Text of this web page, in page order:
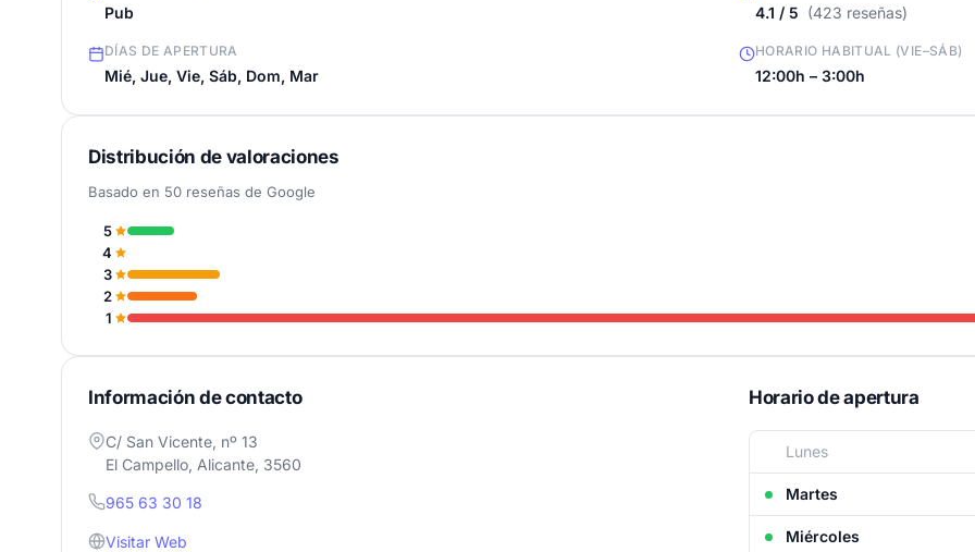
Pub 4.1 / 5 (423 reseñas)
DÍAS DE APERTURA
Mié, Jue, Vie, Sáb, Dom, Mar
HORARIO HABITUAL (VIE–SÁB)
12:00h – 3:00h
Distribución de valoraciones
Basado en 50 reseñas de Google
5
4
3
2
1
Información de contacto
C/ San Vicente, nº 13
El Campello, Alicante, 3560
965 63 30 18
Visitar Web
Horario de apertura
Lunes
Martes
Miércoles